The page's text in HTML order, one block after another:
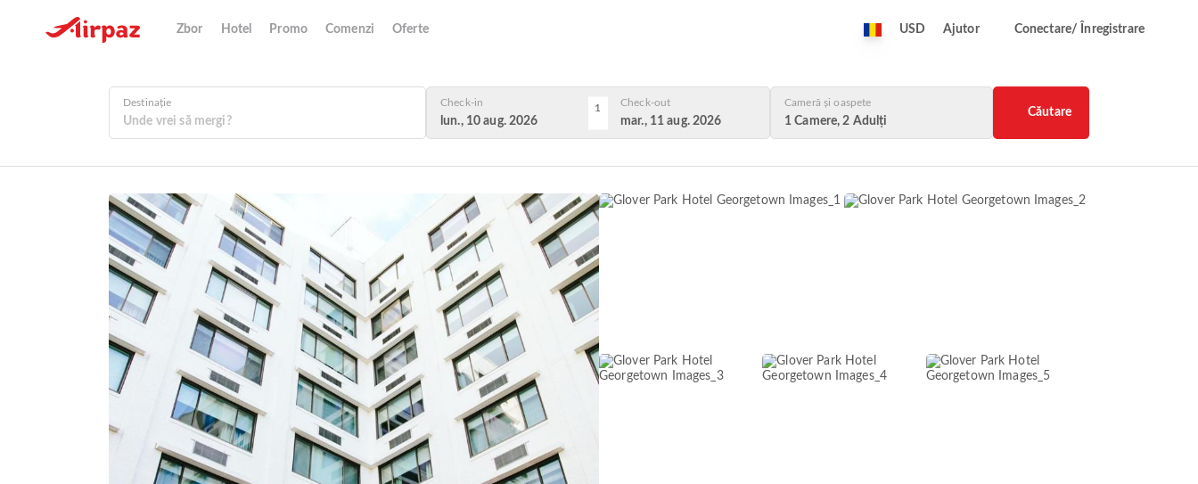
Zbor Hotel Promo Comenzi Oferte USD Ajutor Conectare/ Înregistrare
Destinație Check-in
lun., 10 aug. 2026
1 Check-out
mar., 11 aug. 2026
Cameră și oaspete
1 Camere, 2 Adulți
Căutare